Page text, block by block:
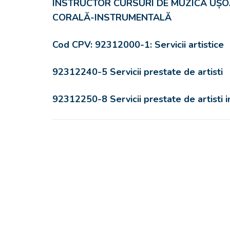
INSTRUCTOR CURSURI DE MUZICĂ
CORALĂ-INSTRUMENTALĂ
Cod CPV: 92312000-1: Servicii artistice
92312240-5 Servicii prestate de artisti
92312250-8 Servicii prestate de artisti